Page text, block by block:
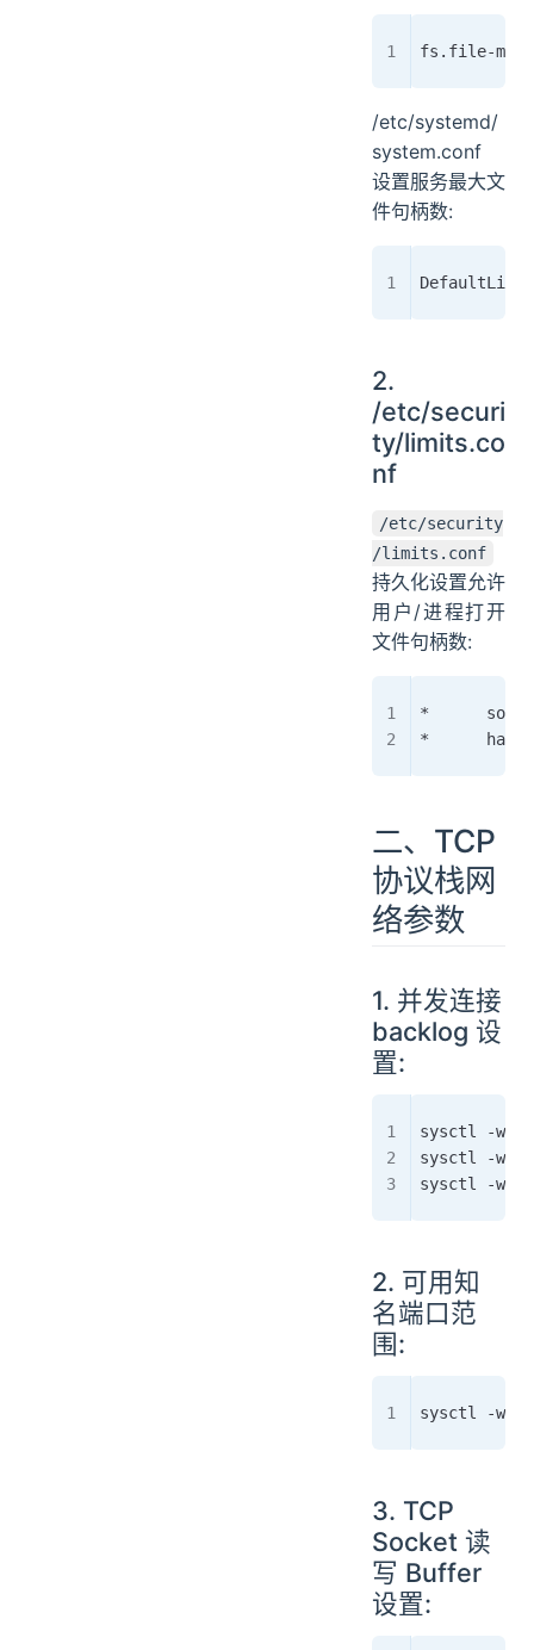
fs.file-max
/etc/systemd/
system.conf
设置服务最大文
件句柄数:
2.
/etc/securi
ty/limits.co
nf
/etc/security
/limits.conf
持久化设置允许
用户/进程打开
文件句柄数:
*      soft
*      hard
二、TCP
协议栈网
络参数
1. 并发连接
backlog 设
置:
sysctl -w
sysctl -w
sysctl -w
2. 可用知
名端口范
围:
sysctl -w
3. TCP
Socket 读
写 Buffer
设置: